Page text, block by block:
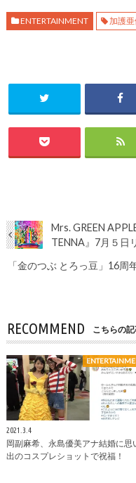
ENTERTAINMENT 加護亜
Mrs. GREEN
TENNA』7月５日
「金のつぶ とろっ豆」16
RECOMMEND こちらの記
2021.3.4
岡副麻希、永島優美アナ結婚に思
出のコスプレショットで祝福！